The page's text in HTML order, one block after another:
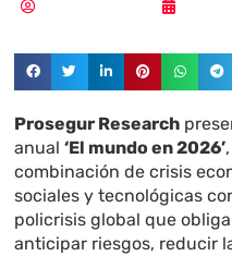
Prosegur Research
anual‘El mundo en 2026’
combinación de crisis
sociales y tecnológicas
policrisis global que
anticipar riesgos, reducir